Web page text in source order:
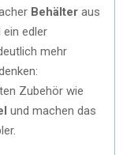
Behälter aus
edler
mehr
Zubehör wie
und machen das